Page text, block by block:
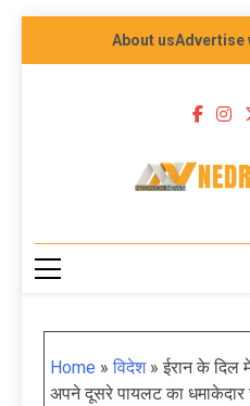
About usAdvertise
Home »विदेश»ईरान के दिल
अपने दूसरे पायलट का